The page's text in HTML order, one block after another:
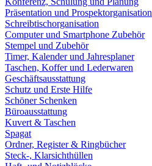
Präsentation und Prospektorganisation
Schreibtischorganisation
Computer und Smartphone Zubehör
Stempel und Zubehör
Timer, Kalender und Jahresplaner
Taschen, Koffer und Lederwaren
Geschäftsausstattung
Schutz und Erste Hilfe
Schöner Schenken
Büroausstattung
Kuvert & Taschen
Spagat
Ordner, Register & Ringbücher
Steck-, Klarsichthüllen